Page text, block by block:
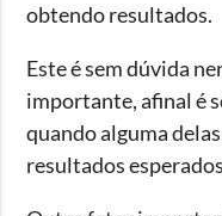
obtendo resultados.
Este é sem dúvida
importante, afinal é
quando alguma
resultados